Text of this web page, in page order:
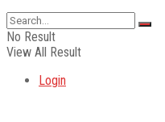
No Result
View All Result
Login